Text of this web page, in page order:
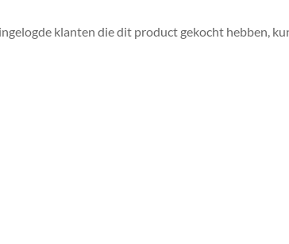
klanten die dit product gekocht hebben,